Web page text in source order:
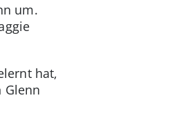
um.
hat,
Glenn